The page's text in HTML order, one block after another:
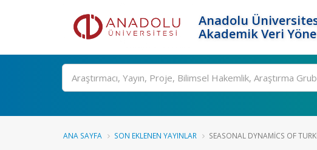
Anadolu
Akademik Veri
Ara
ANA SAYFA SON EKLENEN YAYINLAR SEASONAL DYNAMICS OF